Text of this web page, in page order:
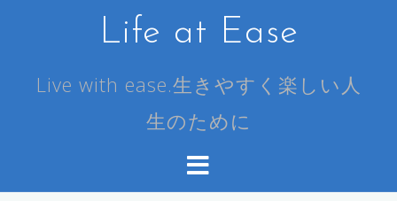
ッ
Life at Ease
Live with ease.生きやすく楽しい人
生のために